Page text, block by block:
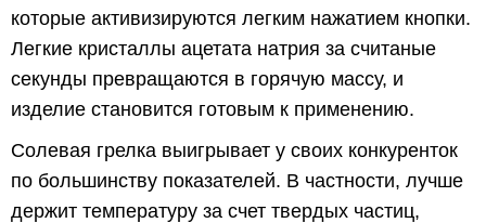
которые активизируются легким нажатием кнопки.
Легкие кристаллы ацетата натрия за считаные
секунды превращаются в горячую массу, и
изделие становится готовым к применению.
Солевая грелка выигрывает у своих конкуренток
по большинству показателей. В частности, лучше
держит температуру за счет твердых частиц,